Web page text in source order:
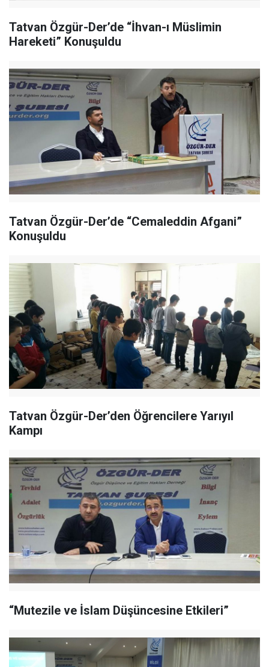
Tatvan Özgür-Der’de “İhvan-ı Müslimin
Hareketi” Konuşuldu
Tatvan Özgür-Der’de “Cemaleddin Afgani”
Konuşuldu
Tatvan Özgür-Der’den Öğrencilere Yarıyıl
Kampı
“Mutezile ve İslam Düşüncesine Etkileri”